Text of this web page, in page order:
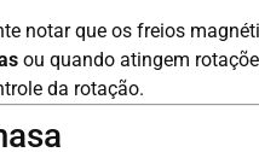
notar que os freios
ou quando atingem
da rotação.